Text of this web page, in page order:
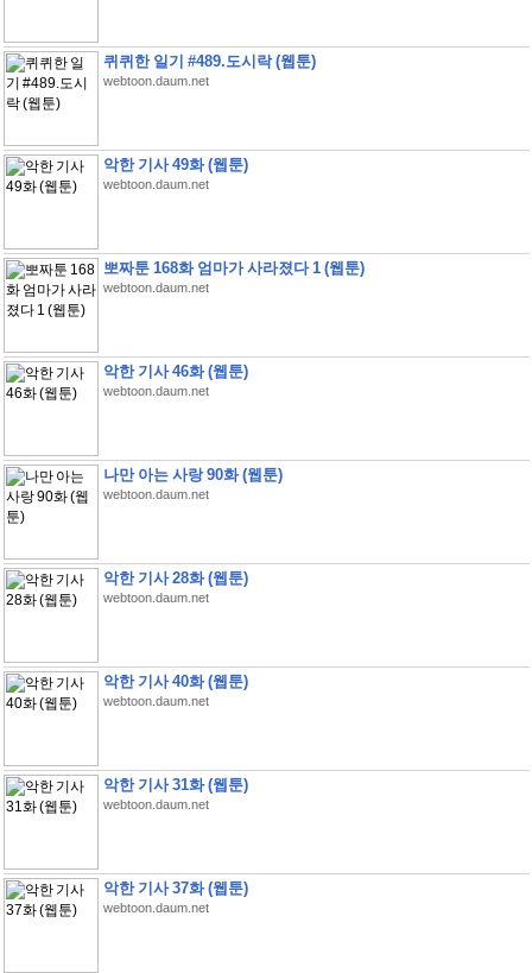
퀴퀴한 일기 #489.도시락 (웹툰)
webtoon.daum.net
악한 기사 49화 (웹툰)
webtoon.daum.net
뽀짜툰 168화 엄마가 사라졌다 1 (웹툰)
webtoon.daum.net
악한 기사 46화 (웹툰)
webtoon.daum.net
나만 아는 사랑 90화 (웹툰)
webtoon.daum.net
악한 기사 28화 (웹툰)
webtoon.daum.net
악한 기사 40화 (웹툰)
webtoon.daum.net
악한 기사 31화 (웹툰)
webtoon.daum.net
악한 기사 37화 (웹툰)
webtoon.daum.net